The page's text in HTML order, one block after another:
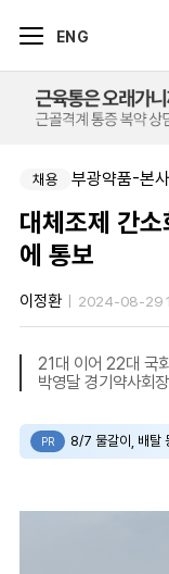
ENG
채용 부광약품-본
대체조제 간
에 통보
이정환 2024-08-29
21대 이어 22대 국
박영달 경기약사회
PR 8/7 물갈이, 배탈